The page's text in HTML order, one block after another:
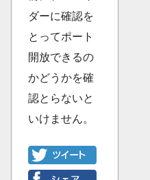
ダーに確認を
とってポート
開放できるの
かどうかを確
認とらないと
いけません。